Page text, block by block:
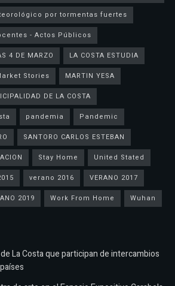
por tormentas fuertes
- Actos Públicos
4 DE MARZO
LA COSTA ESTUDIA
Stories
MARTIN YESA
DE LA COSTA
pandemia
Pandemic
SANTORO CARLOS ESTEBAN
Stay Home
United Stated
verano 2016
VERANO 2017
2019 Work From Home Wuhan
La Costa que participan de intercambios